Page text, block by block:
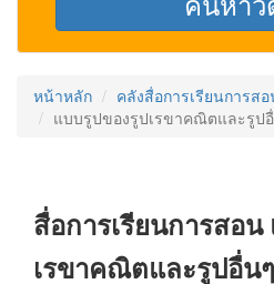
หน้าหลัก คลังสื่อการเรียนการส
แบบรูปของรูปเรขาคณิตและรูป
สื่อการเรียนการสอน
เรขาคณิตและรูปอื่น